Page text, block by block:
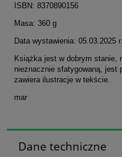
ISBN: 8370890156
Masa: 360 g
Data wystawienia: 05.03.2025 r.
Książka jest w dobrym stanie,
nieznacznie sfatygowaną, jest
zawiera ilustracje w tekście.
mar
Dane techniczne